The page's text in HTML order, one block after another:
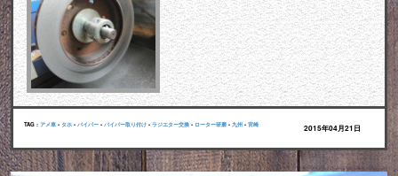
TAG : アメ車 • タホ • バイパー • バイパー取り付け • ラジエター交換 • ローター研磨 • 九州 • 宮崎 2015年04月21日